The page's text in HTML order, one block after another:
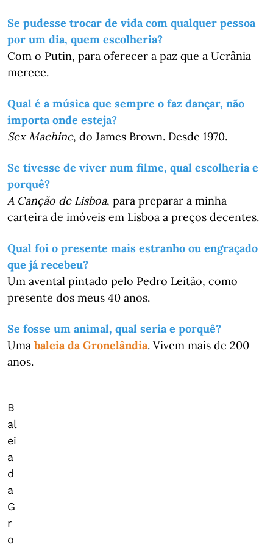
Se pudesse trocar de vida com qualquer pessoa
por um dia, quem escolheria?
Com o Putin, para oferecer a paz que a Ucrânia
merece.
Qual é a música que sempre o faz dançar, não
importa onde esteja?
Sex Machine, do James Brown. Desde 1970.
Se tivesse de viver num filme, qual escolheria e
porquê?
A Canção de Lisboa, para preparar a minha
carteira de imóveis em Lisboa a preços decentes.
Qual foi o presente mais estranho ou engraçado
que já recebeu?
Um avental pintado pelo Pedro Leitão, como
presente dos meus 40 anos.
Se fosse um animal, qual seria e porquê?
Uma baleia da Gronelândia. Vivem mais de 200
anos.
B
al
ei
a
d
a
G
r
o